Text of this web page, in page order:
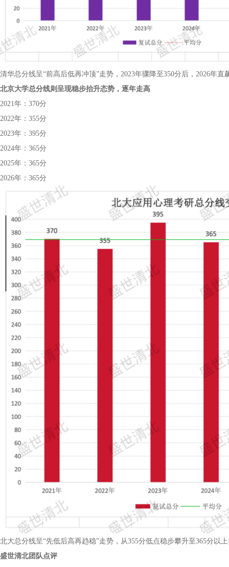
清华总分线呈“前高后低再冲顶”走势，2023年骤降至350分后，2026年
北京大学总分线则呈现稳步抬升态势，逐年走高
2021年：370分
2022年：355分
2023年：395分
2024年：365分
2025年：365分
2026年：365分
北大总分线呈“先低后高再趋稳”走势，从355分低点稳步攀升至365分以
盛世清北团队点评